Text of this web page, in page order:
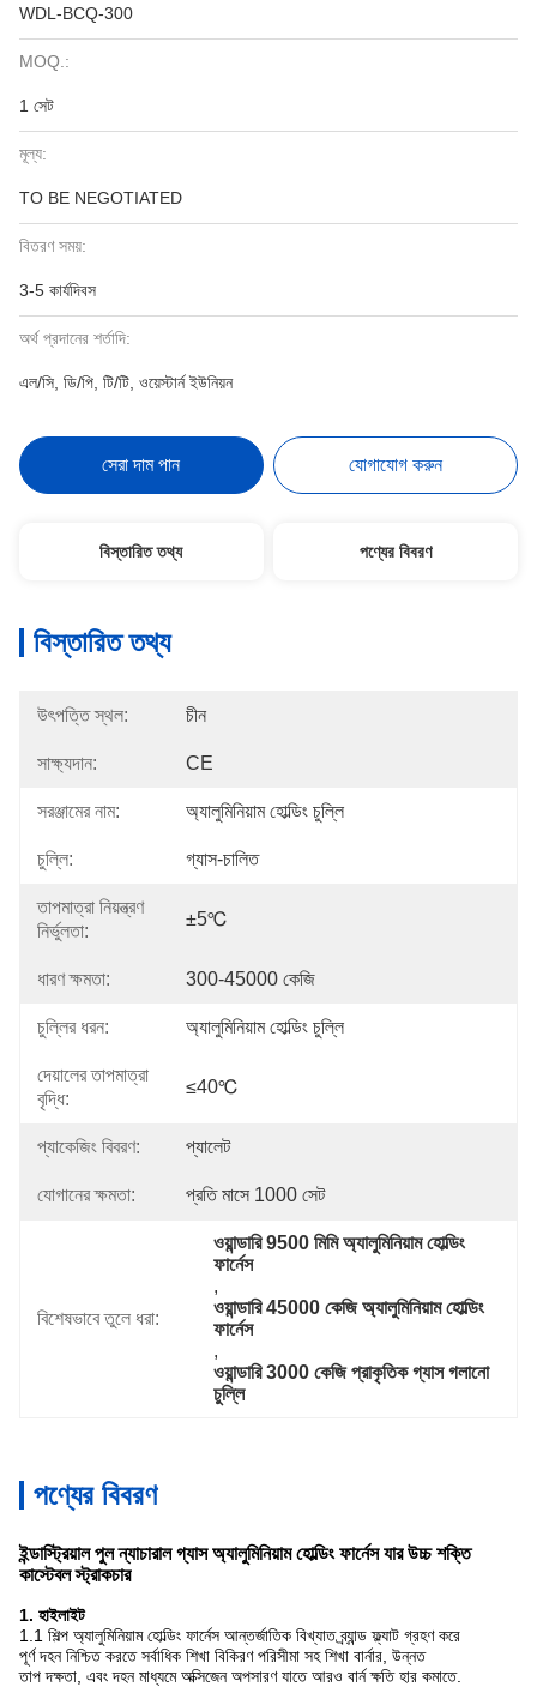
WDL-BCQ-300
MOQ.:
1 সেট
মূল্য:
TO BE NEGOTIATED
বিতরণ সময়:
3-5 কার্যদিবস
অর্থ প্রদানের শর্তাদি:
এল/সি, ডি/পি, টি/টি, ওয়েস্টার্ন ইউনিয়ন
সেরা দাম পান যোগাযোগ করুন
বিস্তারিত তথ্য পণ্যের বিবরণ
বিস্তারিত তথ্য
উৎপত্তি স্থল: চীন
সাক্ষ্যদান: CE
সরঞ্জামের নাম: অ্যালুমিনিয়াম হোল্ডিং চুল্লি
চুল্লি: গ্যাস-চালিত
তাপমাত্রা নিয়ন্ত্রণ
নির্ভুলতা:
±5℃
ধারণ ক্ষমতা: 300-45000 কেজি
চুল্লির ধরন: অ্যালুমিনিয়াম হোল্ডিং চুল্লি
দেয়ালের তাপমাত্রা
বৃদ্ধি:
≤40℃
প্যাকেজিং বিবরণ: প্যালেট
যোগানের ক্ষমতা: প্রতি মাসে 1000 সেট
বিশেষভাবে তুলে ধরা:
ওয়ান্ডারি 9500 মিমি অ্যালুমিনিয়াম হোল্ডিং
ফার্নেস
,
ওয়ান্ডারি 45000 কেজি অ্যালুমিনিয়াম হোল্ডিং
ফার্নেস
,
ওয়ান্ডারি 3000 কেজি প্রাকৃতিক গ্যাস গলানো
চুল্লি
পণ্যের বিবরণ
ইন্ডাস্ট্রিয়াল পুল ন্যাচারাল গ্যাস অ্যালুমিনিয়াম হোল্ডিং ফার্নেস যার উচ্চ শক্তি
কাস্টেবল স্ট্রাকচার
1. হাইলাইট
1.1 শিল্প অ্যালুমিনিয়াম হোল্ডিং ফার্নেস আন্তর্জাতিক বিখ্যাত ব্র্যান্ড ফ্ল্যাট গ্রহণ করে
পূর্ণ দহন নিশ্চিত করতে সর্বাধিক শিখা বিকিরণ পরিসীমা সহ শিখা বার্নার, উন্নত
তাপ দক্ষতা, এবং দহন মাধ্যমে অক্সিজেন অপসারণ যাতে আরও বার্ন ক্ষতি হার কমাতে.